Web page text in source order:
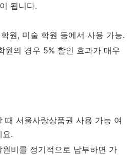
됩니다.
원, 미술 학원 등에서 사용 가능.
원의 경우 5% 할인 효과가 매우
때 서울사랑상품권 사용 가능 여
요.
비를 정기적으로 납부하면 가